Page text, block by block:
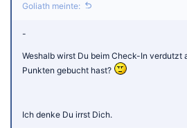
Goliath meinte:
-
Weshalb wirst Du beim Check-In verdutzt
Punkten gebucht hast?
Ich denke Du irrst Dich.